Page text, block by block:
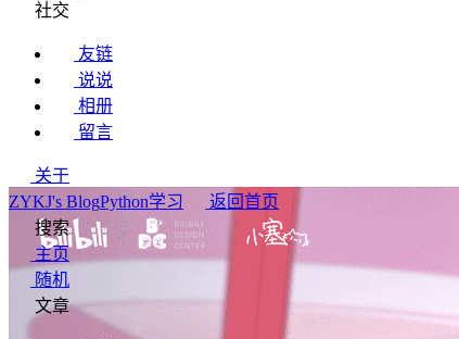
社交
友链
说说
相册
留言
关于
ZYKJ's BlogPython学习
返回首页
搜索
主页
随机
文章